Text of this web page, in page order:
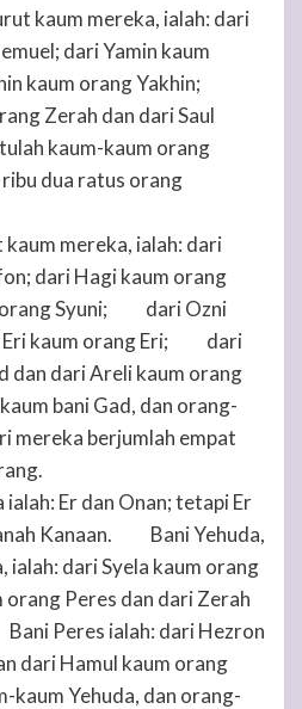
kaum mereka, ialah: dari
dari Yamin kaum
kaum orang Yakhin;
Zerah dan dari Saul
kaum-kaum orang
ribu dua ratus orang
kaum mereka, ialah: dari
dari Hagi kaum orang
Syuni;
dari Ozni
kaum orang Eri;
dari
dan dari Areli kaum orang
bani Gad, dan orang-
mereka berjumlah empat
Er dan Onan; tetapi Er
Kanaan.
Bani Yehuda,
ialah: dari Syela kaum orang
orang Peres dan dari Zerah
Bani Peres ialah: dari Hezron
dari Hamul kaum orang
kaum Yehuda, dan orang-